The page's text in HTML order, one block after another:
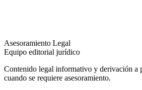
Asesoramiento Legal
Equipo editorial jurídico
Contenido legal informativo y derivación a
cuando se requiere asesoramiento.